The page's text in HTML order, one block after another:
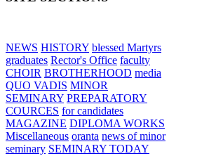
NEWS HISTORY blessed Martyrs
graduates Rector's Office faculty
CHOIR BROTHERHOOD media
QUO VADIS MINOR
SEMINARY PREPARATORY
COURCES for candidates
MAGAZINE DIPLOMA WORKS
Miscellaneous oranta news of minor
seminary SEMINARY TODAY